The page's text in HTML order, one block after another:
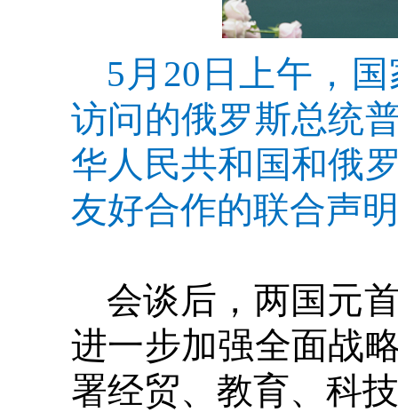
5月20日上午，
访问的俄罗斯总统
华人民共和国和俄
友好合作的联合声
会谈后，两国元
进一步加强全面战
署经贸、教育、科